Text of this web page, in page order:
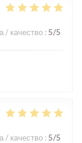
/ качество : 5/5
/ качество : 5/5